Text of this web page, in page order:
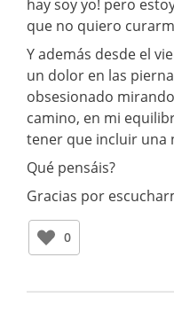
hay soy yo! pero
que no quiero
Y además desde el
un dolor en las
obsesionado
camino, en mi
tener que incluir una
Qué pensáis?
Gracias por
0